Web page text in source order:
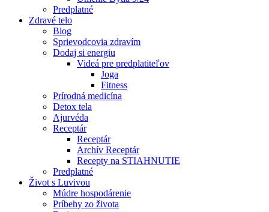
Predplatné
Zdravé telo
Blog
Sprievodcovia zdravím
Dodaj si energiu
Videá pre predplatiteľov
Joga
Fitness
Prírodná medicína
Detox tela
Ajurvéda
Receptár
Receptár
Archív Receptár
Recepty na STIAHNUTIE
Predplatné
Život s Luvivou
Múdre hospodárenie
Príbehy zo života